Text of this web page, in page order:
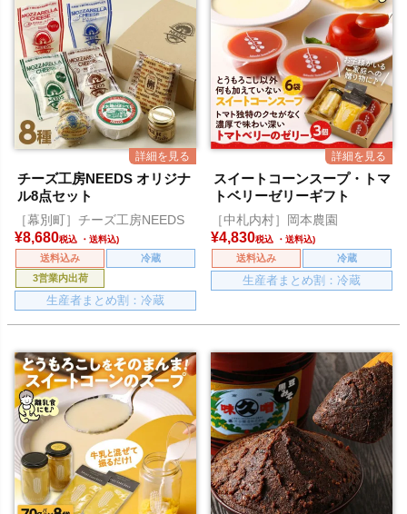
チーズ工房NEEDS オリジナ
ル8点セット
［幕別町］チーズ工房NEEDS
¥8,680税込
送料込み
冷蔵
3営業内出荷
生産者まとめ割：冷蔵
スイートコーンスープ・トマ
トベリーゼリーギフト
［中札内村］岡本農園
¥4,830税込
送料込み 冷蔵
生産者まとめ割：冷蔵